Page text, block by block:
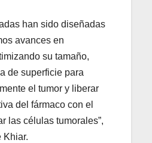
han sido diseñadas
avances en
su tamaño,
de superficie para
el tumor y liberar
del fármaco con el
las células tumorales”,
Khiar.